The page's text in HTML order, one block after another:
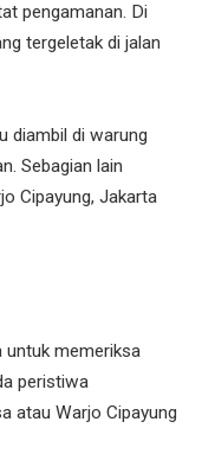
pengamanan. Di
tergeletak di jalan
diambil di warung
Sebagian lain
Cipayung, Jakarta
untuk memeriksa
peristiwa
atau Warjo Cipayung